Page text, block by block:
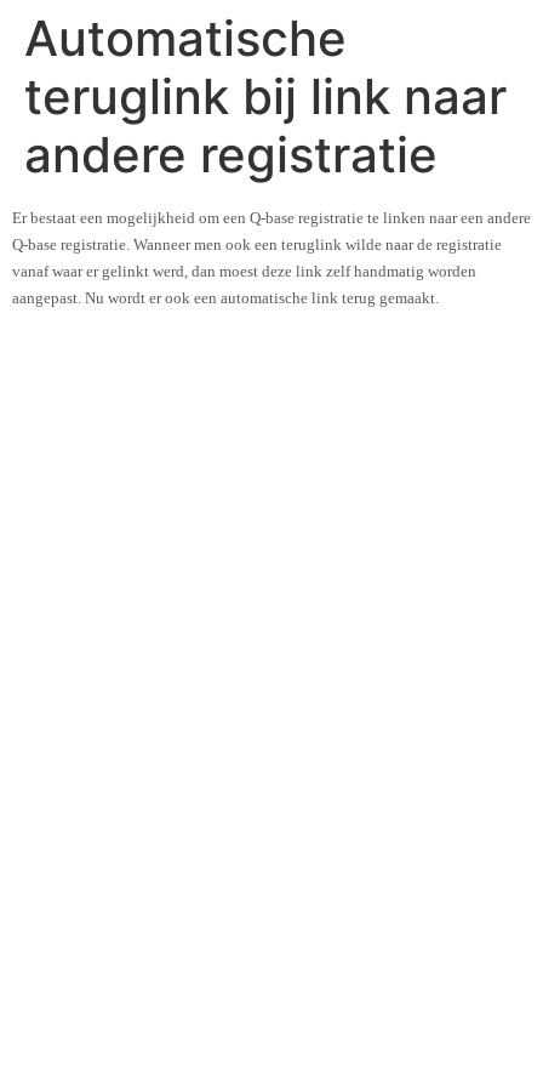
Automatische
teruglink bij link naar
andere registratie
Er bestaat een mogelijkheid om een Q-base registratie te linken naar een andere
Q-base registratie. Wanneer men ook een teruglink wilde naar de registratie
vanaf waar er gelinkt werd, dan moest deze link zelf handmatig worden
aangepast. Nu wordt er ook een automatische link terug gemaakt.